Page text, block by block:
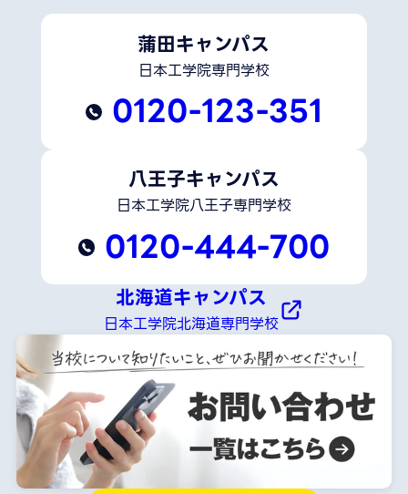
蒲田キャンパス
日本工学院専門学校
0120-123-351
八王子キャンパス
日本工学院八王子専門学校
0120-444-700
北海道キャンパス
日本工学院北海道専門学校